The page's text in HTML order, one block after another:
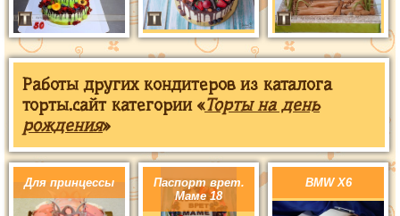
Работы других кондитеров из каталога
торты.сайт категории «Торты на день
рождения»
Для принцессы
Паспорт врет.
Маме 18
BMW X6